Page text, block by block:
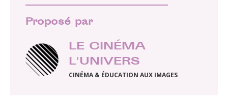
Proposé par
LE CINÉMA
L'UNIVERS
CINÉMA & ÉDUCATION AUX IMAGES